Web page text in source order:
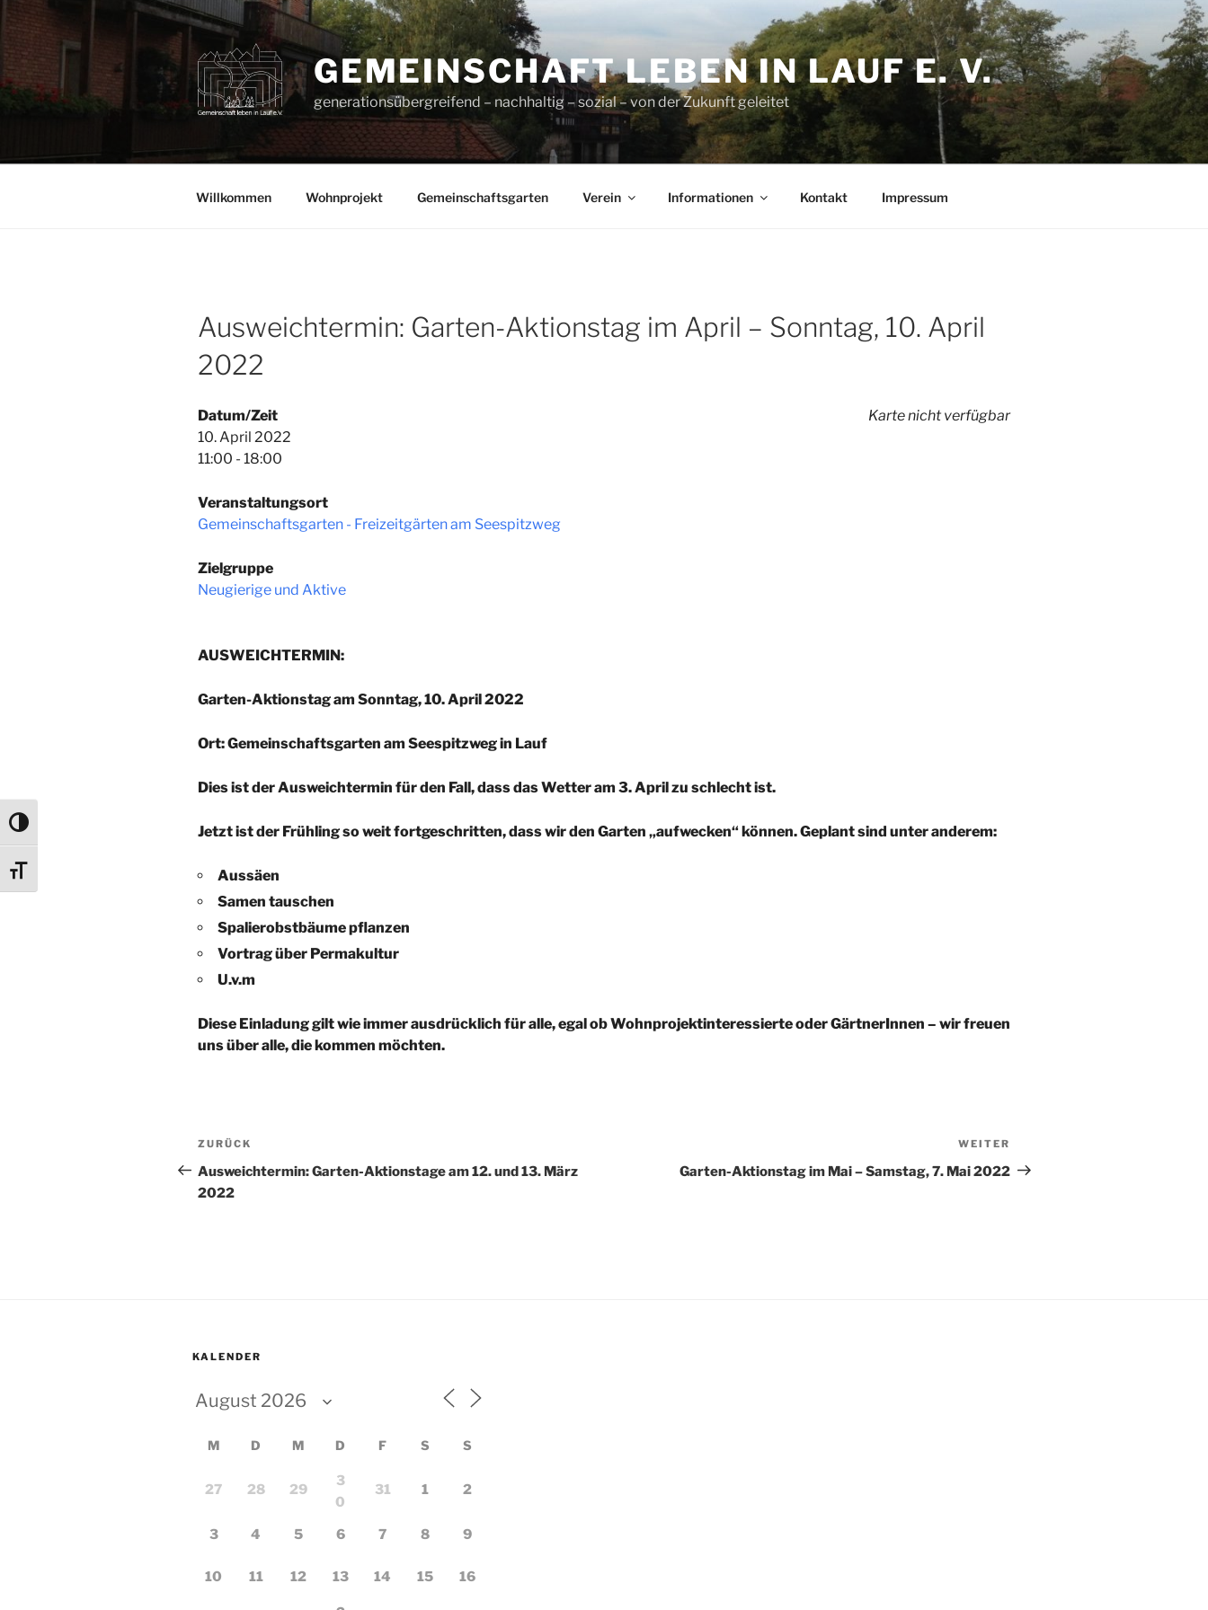
Umschalten auf hohe Kontraste
Schrift vergrößern
Inhalt
springen
GEMEINSCHAFT LEBEN IN LAUF E. V.
generationsübergreifend – nachhaltig – sozial – von der Zukunft geleitet
Willkommen Wohnprojekt Gemeinschaftsgarten Verein Informationen Kontakt Impressum
Ausweichtermin: Garten-Aktionstag im April – Sonntag, 10. April
2022
Karte nicht verfügbar
Datum/Zeit
10. April 2022
11:00 - 18:00
Veranstaltungsort
Gemeinschaftsgarten - Freizeitgärten am Seespitzweg
Zielgruppe
Neugierige und Aktive
AUSWEICHTERMIN:
Garten-Aktionstag am Sonntag, 10. April 2022
Ort: Gemeinschaftsgarten am Seespitzweg in Lauf
Dies ist der Ausweichtermin für den Fall, dass das Wetter am 3. April zu schlecht ist.
Jetzt ist der Frühling so weit fortgeschritten, dass wir den Garten „aufwecken“ können. Geplant sind unter anderem:
Aussäen
Samen tauschen
Spalierobstbäume pflanzen
Vortrag über Permakultur
U.v.m
Diese Einladung gilt wie immer ausdrücklich für alle, egal ob Wohnprojektinteressierte oder GärtnerInnen – wir freuen
uns über alle, die kommen möchten.
Beitragsnavigation
Vorheriger
Beitrag
ZURÜCK
Ausweichtermin: Garten-Aktionstage am 12. und 13. März
2022
Beitrag
WEITER
Garten-Aktionstag im Mai – Samstag, 7. Mai 2022
KALENDER
M D M D F S S
27 28 29
3
0
31 1 2
3 4 5 6 7 8 9
10 11 12 13 14 15 16